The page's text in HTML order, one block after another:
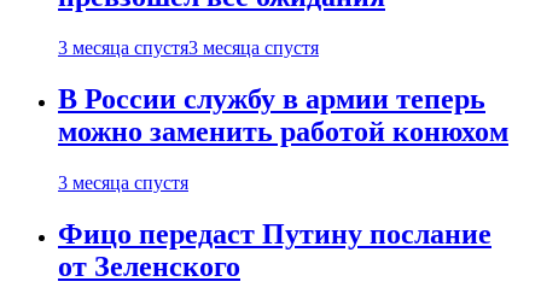
3 месяца спустя3 месяца спустя
В России службу в армии теперь
можно заменить работой конюхом
3 месяца спустя
Фицо передаст Путину послание
от Зеленского